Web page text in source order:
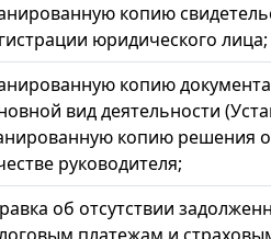
копию
юридического лица;
копию
вид деятельности
копию решения
руководителя;
об отсутствии